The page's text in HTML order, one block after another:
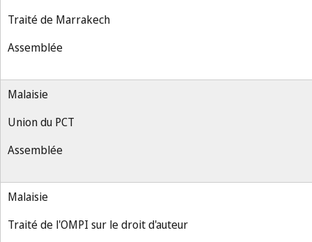
Traité de Marrakech
Assemblée
Malaisie
Union du PCT
Assemblée
Malaisie
Traité de l'OMPI sur le droit d'auteur